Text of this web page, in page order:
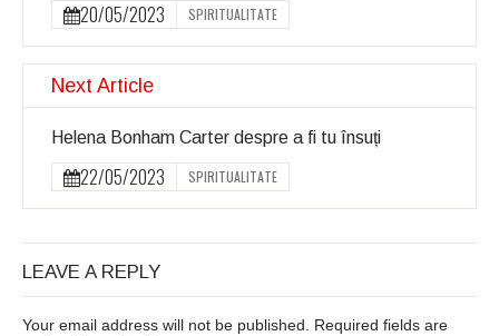
20/05/2023 SPIRITUALITATE
Next Article
Helena Bonham Carter despre a fi tu însuți
22/05/2023 SPIRITUALITATE
LEAVE A REPLY
Your email address will not be published. Required fields are